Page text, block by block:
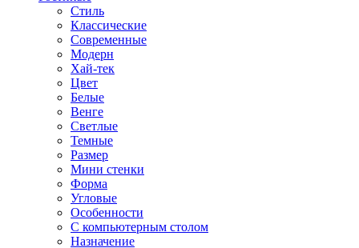
Стиль
Классические
Современные
Модерн
Хай-тек
Цвет
Белые
Венге
Светлые
Темные
Размер
Мини стенки
Форма
Угловые
Особенности
С компьютерным столом
Назначение